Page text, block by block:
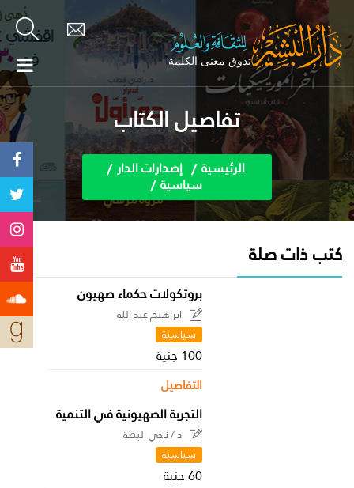
تفاصيل الكتاب
الرئيسية إصدارات الدار
سياسية
كتب ذات صلة
بروتكولات حكماء صهيون
ابراهيم عبد الله
سياسية
100 جنية
التفاصيل
التجربة الصهيونية في التنمية
د / ناجي البطة
سياسية
60 جنية